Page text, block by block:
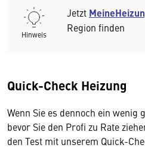
Hinweis
Jetzt
Region finden
Quick-Check Heizung
Wenn Sie es dennoch ein wenig
bevor Sie den Profi zu Rate
den Test mit unserem Quick-